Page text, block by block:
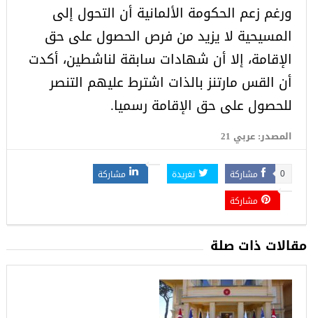
ورغم زعم الحكومة الألمانية أن التحول إلى
المسيحية لا يزيد من فرص الحصول على حق
الإقامة، إلا أن شهادات سابقة لناشطين، أكدت
أن القس مارتنز بالذات اشترط عليهم التنصر
للحصول على حق الإقامة رسميا.
المصدر: عربي 21
مشاركة 0 تغريدة
مشاركة
مشاركة
مقالات ذات صلة